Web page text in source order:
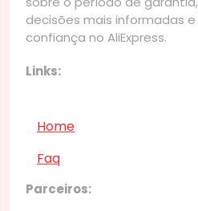
decisões mais informadas
confiança no AliExpress.
Links:
Home
Faq
Parceiros: